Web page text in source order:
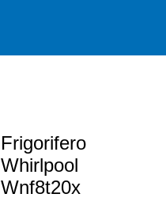
Frigorifero
Whirlpool
Wnf8t20x